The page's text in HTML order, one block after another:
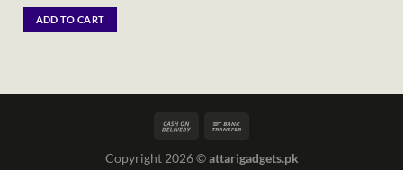
was:
₨ 999.
ADD TO CART
Copyright 2026 ©attarigadgets.pk